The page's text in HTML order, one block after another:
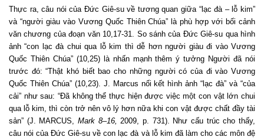
Thực ra, câu nói của Đức Giê-su về tương quan giữa “lạc đà – lỗ kim”
và “người giàu vào Vương Quốc Thiên Chúa” là phù hợp với bối cảnh
văn chương của đoạn văn 10,17-31. So sánh của Đức Giê-su qua hình
ảnh “con lạc đà chui qua lỗ kim thì dễ hơn người giàu đi vào Vương
Quốc Thiên Chúa” (10,25) là nhấn mạnh thêm ý tưởng Người đã nói
trước đó: “Thật khó biết bao cho những người có của đi vào Vương
Quốc Thiên Chúa” (10,23). J. Marcus nối kết hình ảnh “lạc đà” và “của
cải” như sau: “Đã không thể thực hiện được việcmột con vật lớn chui
qua lỗ kim , thì còn trở nên vô lý hơn nữa khi con vật được chất đầytài
sản” (J. MARCUS, Mark 8–16, 2009, p. 731). Như cấu trúc cho thấy,
câu nói của Đức Giê-su về con lạc đà và lỗ kim đã làm cho các môn đệ